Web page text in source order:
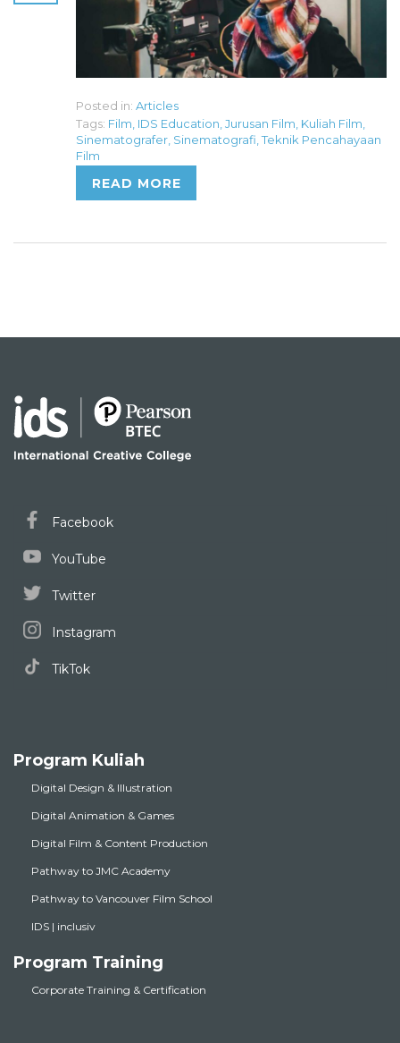
Posted in: Articles
Tags: Film IDS Education Jurusan Film Kuliah Film
Sinematografer Sinematografi Teknik Pencahayaan
Film
READ MORE
Facebook
YouTube
Twitter
Instagram
TikTok
Program Kuliah
Digital Design & Illustration
Digital Animation & Games
Digital Film & Content Production
Pathway to JMC Academy
Pathway to Vancouver Film School
IDS | inclusiv
Program Training
Corporate Training & Certification